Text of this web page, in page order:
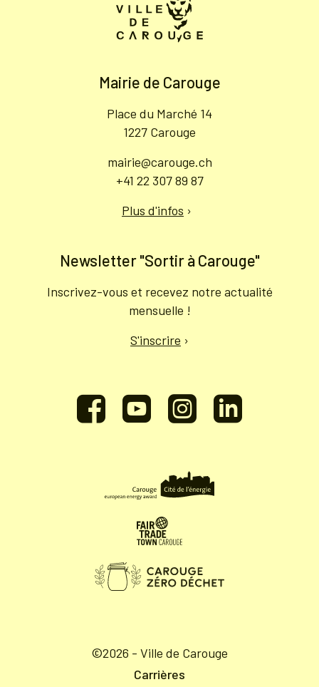
Mairie de Carouge
Place du Marché 14
1227 Carouge
mairie@carouge.ch
+41 22 307 89 87
Plus d'infos ›
Newsletter "Sortir à Carouge"
Inscrivez-vous et recevez notre actualité
mensuelle !
S'inscrire ›
©2026 - Ville de Carouge
Carrières